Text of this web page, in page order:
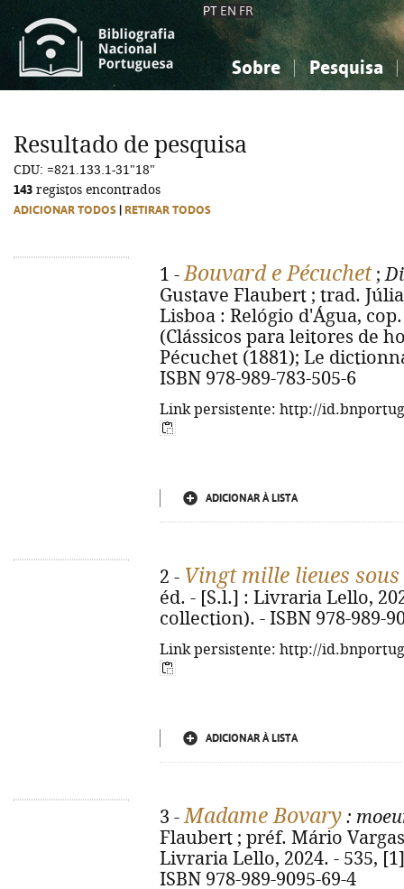
PT EN FR
Sobre Pesquisa
Ciências sociais...
Ciências sociais...
Resultado de pesquisa
CDU: =821.133.1-31"18"
143 registos encontrados
ADICIONAR TODOS RETIRAR TODOS
1 -Bouvard e Pécuchet;
Gustave Flaubert ; trad.
Lisboa : Relógio d'Água,
(Clássicos para leitores de
Pécuchet (1881); Le
ISBN 978-989-783-505-6
Link persistente: http://
ADICIONAR À LISTA
2 - Vingt mille lieues
éd. - [S.l.] : Livraria Lello,
collection). - ISBN 978-989-
Link persistente: http://
ADICIONAR À LISTA
3 -Madame Bovary :
Flaubert ; préf. Mário
Livraria Lello, 2024. - 535,
ISBN 978-989-9095-69-4